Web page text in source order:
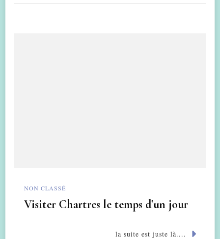
NON CLASSÉ
Visiter Chartres le temps d'un jour
la suite est juste là....